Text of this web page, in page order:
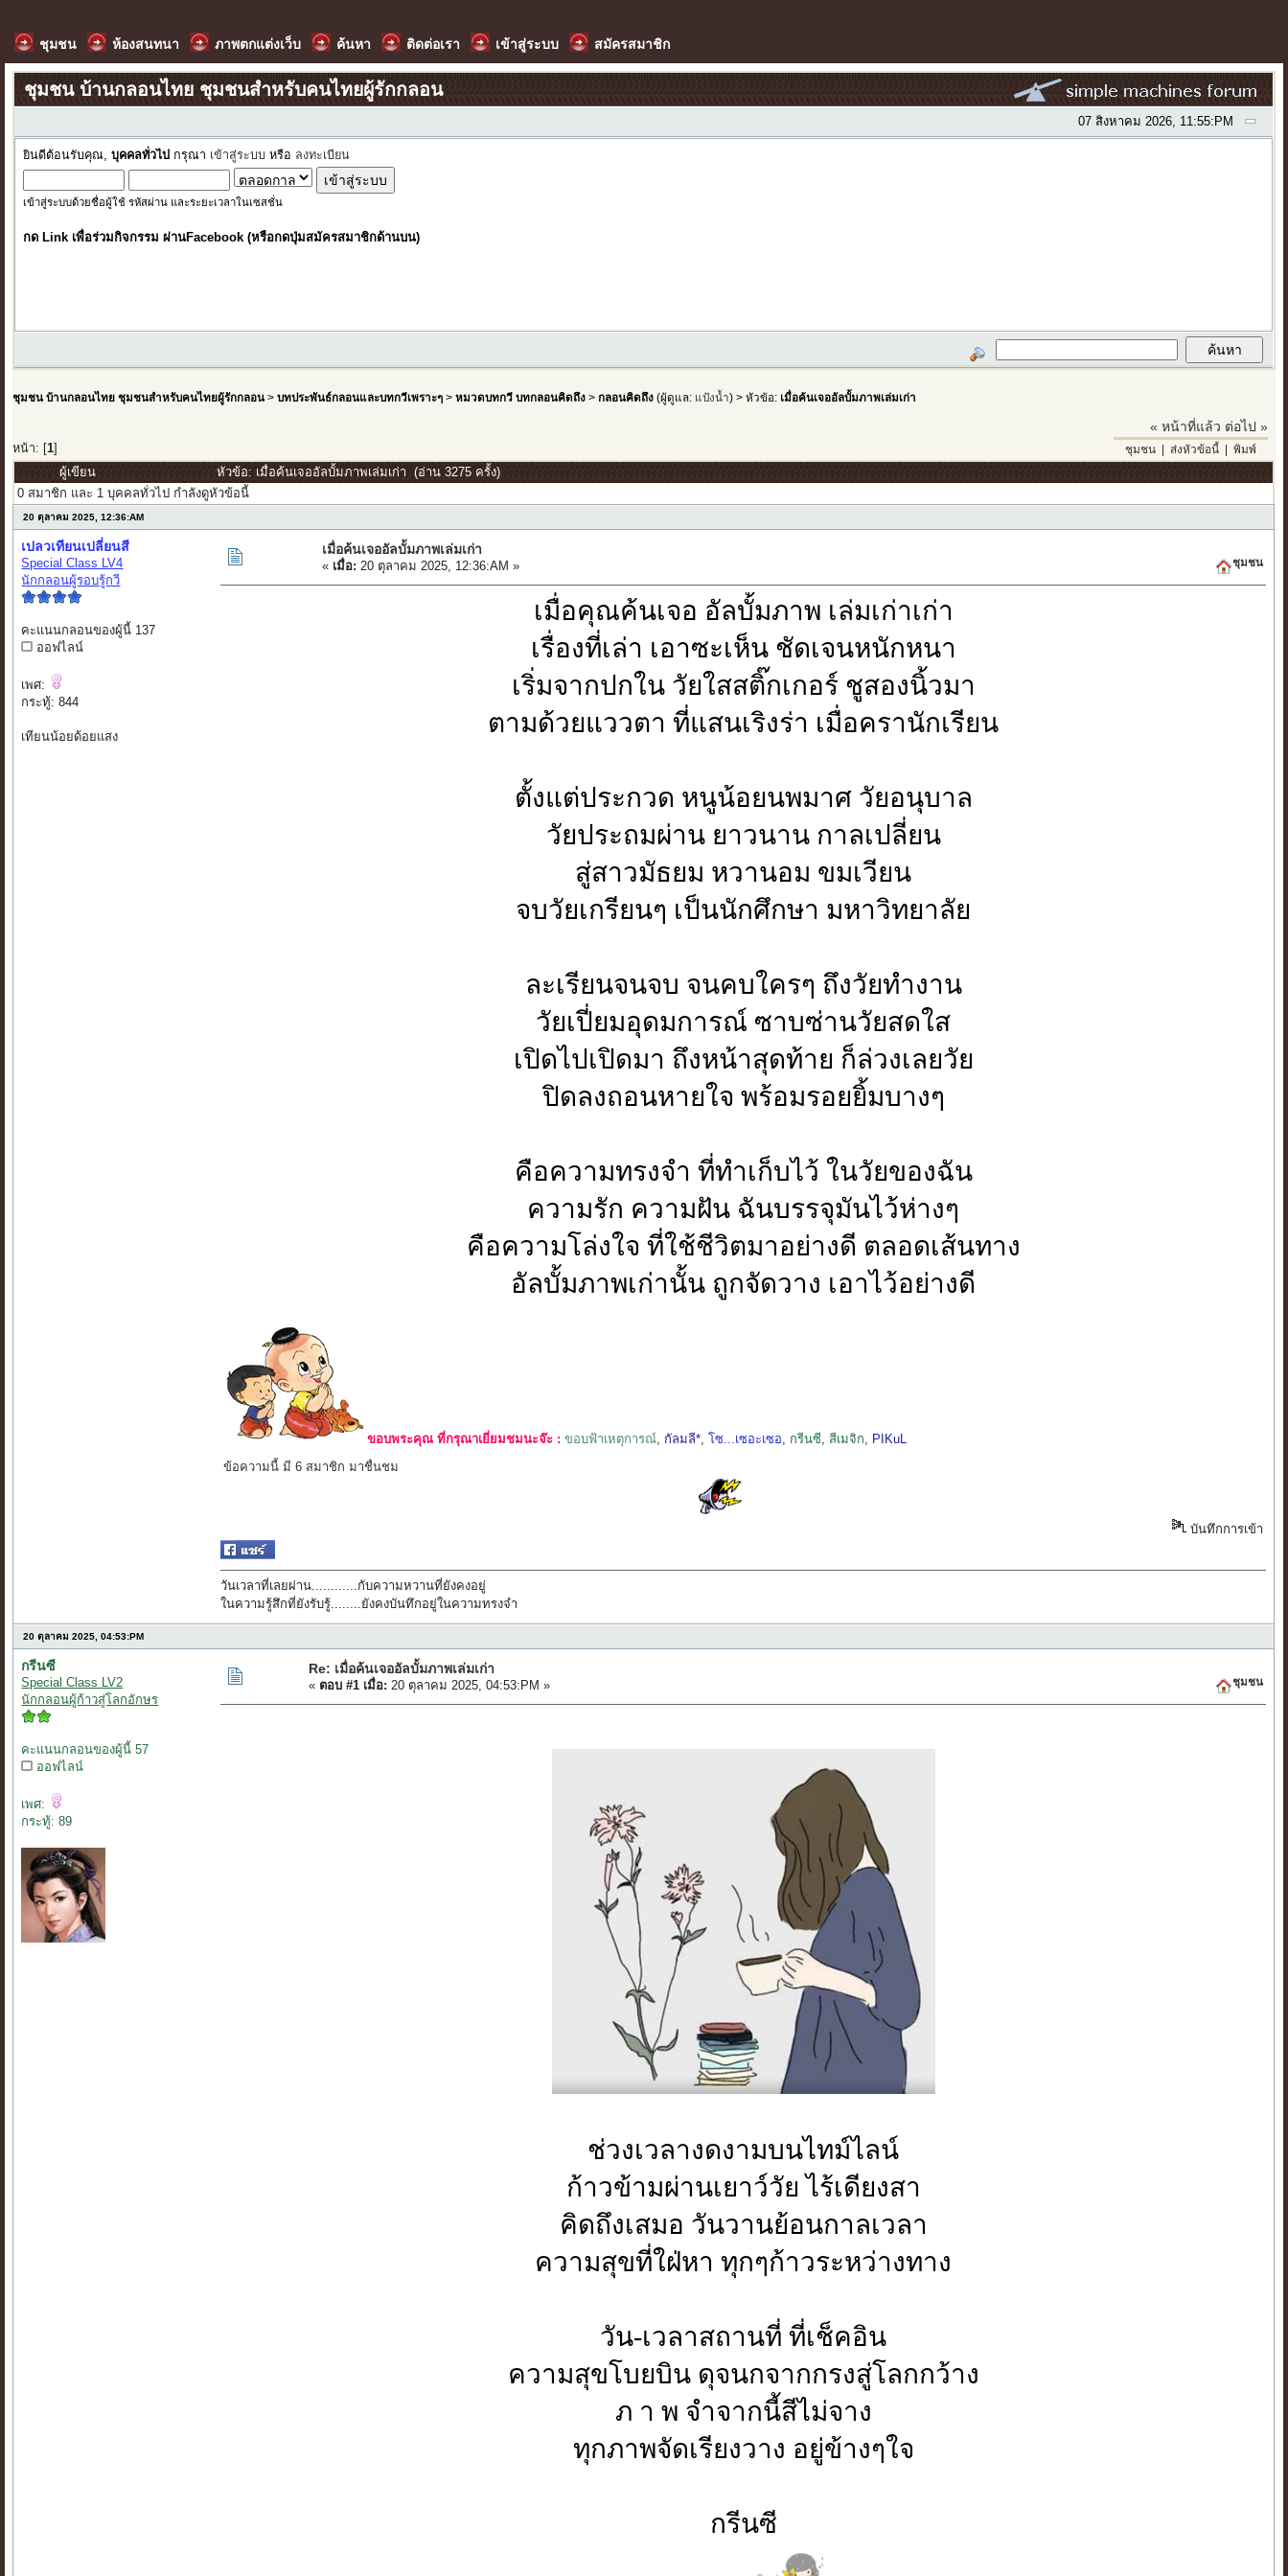
ชุมชน ห้องสนทนา ภาพตกแต่งเว็บ ค้นหา ติดต่อเรา เข้าสู่ระบบ สมัครสมาชิก
ชุมชน บ้านกลอนไทย ชุมชนสำหรับคนไทยผู้รักกลอน
07 สิงหาคม 2026, 11:55:PM
ยินดีต้อนรับคุณ,บุคคลทั่วไป กรุณา เข้าสู่ระบบ หรือ ลงทะเบียน
เข้าสู่ระบบด้วยชื่อผู้ใช้ รหัสผ่าน และระยะเวลาในเซสชั่น
กด Link เพื่อร่วมกิจกรรม ผ่านFacebook (หรือกดปุ่มสมัครสมาชิกด้านบน)
ชุมชน บ้านกลอนไทย ชุมชนสำหรับคนไทยผู้รักกลอน >บทประพันธ์กลอนและบทกวีเพราะๆ >หมวดบทกวี บทกลอนคิดถึง >กลอนคิดถึง (ผู้ดูแล: แป้งน้ำ) > หัวข้อ: เมื่อค้นเจออัลบั้มภาพเล่มเก่า
หน้า: [1
« หน้าที่แล้ว ต่อไป »
ชุมชน| ส่งหัวข้อนี้| พิมพ์
ผู้เขียน
หัวข้อ: เมื่อค้นเจออัลบั้มภาพเล่มเก่า (อ่าน 3275 ครั้ง)
0 สมาชิก และ 1 บุคคลทั่วไป กำลังดูหัวข้อนี้
20 ตุลาคม 2025, 12:36:AM
เปลวเทียนเปลี่ยนสี
Special Class LV4
นักกลอนผู้รอบรู้กวี
คะแนนกลอนของผู้นี้ 137
ออฟไลน์
เพศ:
กระทู้: 844
เทียนน้อยด้อยแสง
เมื่อค้นเจออัลบั้มภาพเล่มเก่า
« เมื่อ: 20 ตุลาคม 2025, 12:36:AM » ชุมชน
เมื่อคุณค้นเจอ อัลบั้มภาพ เล่มเก่าเก่า
เรื่องที่เล่า เอาซะเห็น ชัดเจนหนักหนา
เริ่มจากปกใน วัยใสสติ๊กเกอร์ ชูสองนิ้วมา
ตามด้วยแววตา ที่แสนเริงร่า เมื่อครานักเรียน
ตั้งแต่ประกวด หนูน้อยนพมาศ วัยอนุบาล
วัยประถมผ่าน ยาวนาน กาลเปลี่ยน
สู่สาวมัธยม หวานอม ขมเวียน
จบวัยเกรียนๆ เป็นนักศึกษา มหาวิทยาลัย
ละเรียนจนจบ จนคบใครๆ ถึงวัยทำงาน
วัยเปี่ยมอุดมการณ์ ซาบซ่านวัยสดใส
เปิดไปเปิดมา ถึงหน้าสุดท้าย ก็ล่วงเลยวัย
ปิดลงถอนหายใจ พร้อมรอยยิ้มบางๆ
คือความทรงจำ ที่ทำเก็บไว้ ในวัยของฉัน
ความรัก ความฝัน ฉันบรรจุมันไว้ห่างๆ
คือความโล่งใจ ที่ใช้ชีวิตมาอย่างดี ตลอดเส้นทาง
อัลบั้มภาพเก่านั้น ถูกจัดวาง เอาไว้อย่างดี
ขอบพระคุณ ที่กรุณาเยี่ยมชมนะจ๊ะ : ขอบฟ้าเหตุการณ์, กัลมลี*,โซ...เซอะเซอ, กรีนซี, สีเมจิก, PIKuL
ข้อความนี้ มี 6 สมาชิก มาชื่นชม
บันทึกการเข้า
วันเวลาที่เลยผ่าน............กับความหวานที่ยังคงอยู่
ในความรู้สึกที่ยังรับรู้........ยังคงบันทึกอยู่ในความทรงจำ
20 ตุลาคม 2025, 04:53:PM
กรีนซี
Special Class LV2
นักกลอนผู้ก้าวสู่โลกอักษร
คะแนนกลอนของผู้นี้ 57
ออฟไลน์
เพศ:
กระทู้: 89
Re: เมื่อค้นเจออัลบั้มภาพเล่มเก่า
« ตอบ #1 เมื่อ: 20 ตุลาคม 2025, 04:53:PM » ชุมชน
ช่วงเวลางดงามบนไทม์ไลน์
ก้าวข้ามผ่านเยาว์วัย ไร้เดียงสา
คิดถึงเสมอ วันวานย้อนกาลเวลา
ความสุขที่ใฝ่หา ทุกๆก้าวระหว่างทาง
วัน-เวลาสถานที่ ที่เช็คอิน
ความสุขโบยบิน ดุจนกจากกรงสู่โลกกว้าง
ภ า พ จำจากนี้สีไม่จาง
ทุกภาพจัดเรียงวาง อยู่ข้างๆใจ
กรีนซี